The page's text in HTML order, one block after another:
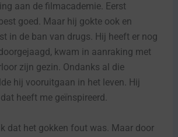
aan de filmacademie. Eerst
goed. Maar hij gokte ook en
in de ban van drugs. Hij heeft er nog
kwam in aanraking met
zijn gezin. Ondanks al die
hij vooruitgaan in het leven. Hij
heeft me geïnspireerd.
dat het gokken fout was. Maar door